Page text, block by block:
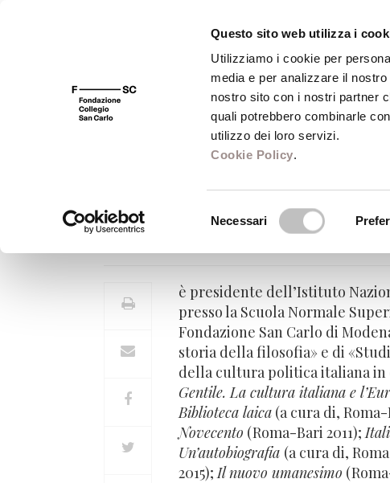
Questo sito web utilizza i
Utilizziamo i cookie per
media e per analizzare il
nostro sito con i nostri partner
quali potrebbero combinarle
utilizzo dei loro servizi.
Cookie Policy.
Necessari
FSC 400 Fondazione Biblioteca
Michele Ciliberto
Presidente - Istituto Nazionale di
è presidente dell’Istituto
presso la Scuola Normale
Fondazione San Carlo di
storia della filosofia» e di
della cultura politica italiana in
Gentile. La cultura italiana e
Biblioteca laica (a cura di,
Novecento (Roma-Bari 2011);
Un’autobiografia (a cura di, Roma
2015);Il nuovo umanesimo